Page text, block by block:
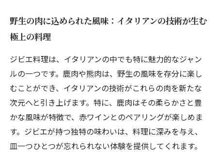
野生の肉に込められた風味：イタリアンの技術が生む
極上の料理
ジビエ料理は、イタリアンの中でも特に魅力的なジャン
ルの一つです。鹿肉や熊肉は、野生の風味を存分に楽し
むことができ、イタリアンの技術がこれらの肉を新たな
次元へと引き上げます。特に、鹿肉はその柔らかさと豊
かな風味が特徴で、赤ワインとのペアリングが楽しめま
す。ジビエが持つ独特の味わいは、料理に深みを与え、
皿一つひとつが忘れられない体験を提供してくれます。